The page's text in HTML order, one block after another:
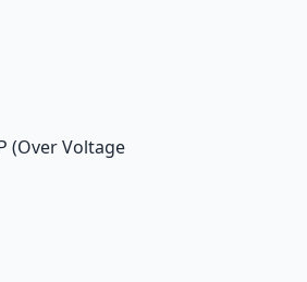
(Over Voltage